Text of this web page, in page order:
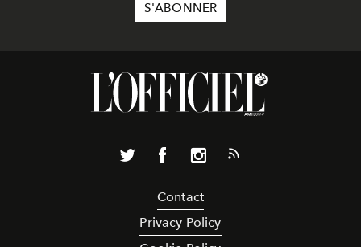
Contact
Privacy Policy